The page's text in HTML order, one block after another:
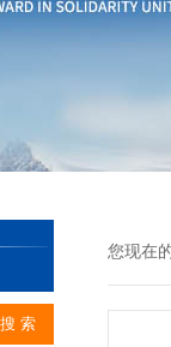
您现在